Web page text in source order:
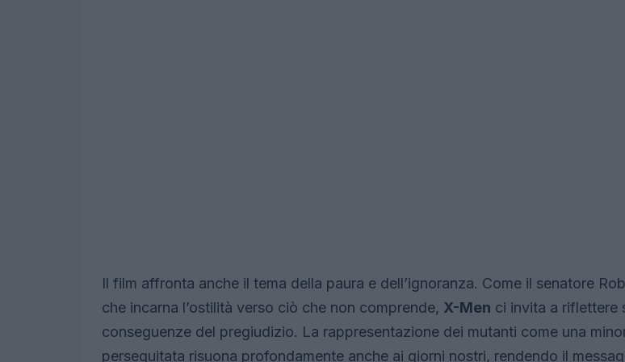
Il film affronta anche il tema della paura e dell’ignoranza. Come il senatore
che incarna l’ostilità verso ciò che non comprende, X-Men ci invita a riflettere
conseguenze del pregiudizio. La rappresentazione dei mutanti come una
perseguitata risuona profondamente anche ai giorni nostri, rendendo il